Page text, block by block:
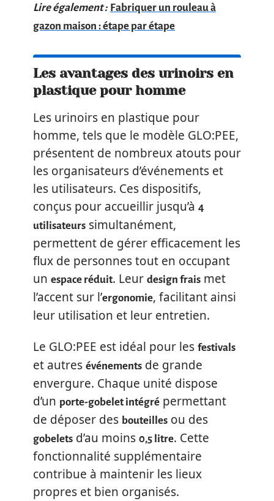
Lire également : Fabriquer un rouleau à
gazon maison : étape par étape
Les avantages des urinoirs en
plastique pour homme
Les urinoirs en plastique pour
homme, tels que le modèle GLO:PEE,
présentent de nombreux atouts pour
les organisateurs d’événements et
les utilisateurs. Ces dispositifs,
conçus pour accueillir jusqu’à 4
utilisateurs simultanément,
permettent de gérer efficacement les
flux de personnes tout en occupant
un espace réduit. Leur design frais met
l’accent sur l’ergonomie, facilitant ainsi
leur utilisation et leur entretien.
Le GLO:PEE est idéal pour les festivals
et autres événements de grande
envergure. Chaque unité dispose
d’un porte-gobelet intégré permettant
de déposer des bouteilles ou des
gobelets d’au moins 0,5 litre. Cette
fonctionnalité supplémentaire
contribue à maintenir les lieux
propres et bien organisés.